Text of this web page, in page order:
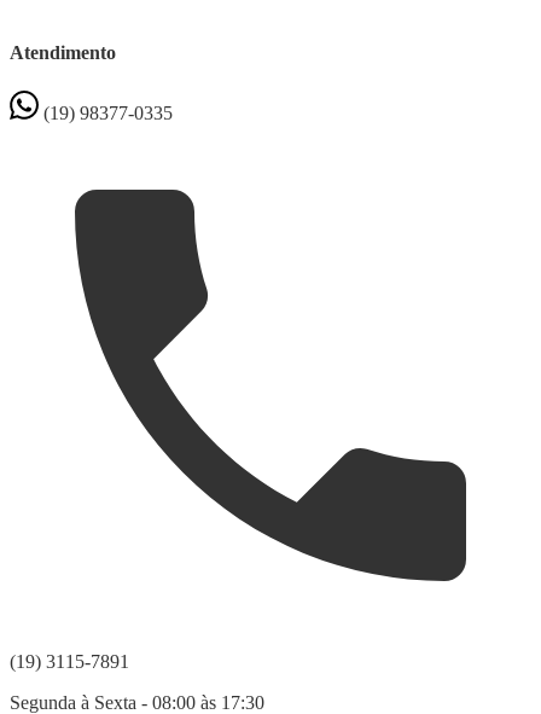
Atendimento
(19) 98377-0335
(19) 3115-7891
Segunda à Sexta - 08:00 às 17:30